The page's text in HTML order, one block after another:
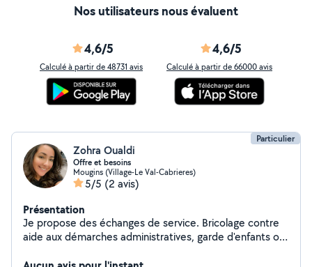
Nos utilisateurs nous évaluent
4,6/5
Calculé à partir de 48731 avis
4,6/5
Calculé à partir de 66000 avis
Particulier
Zohra Oualdi
Offre et besoins
Mougins (Village-Le Val-Cabrieres)
5/5 (2 avis)
Présentation
Je propose des échanges de service. Bricolage contre
aide aux démarches administratives, garde d'enfants ou